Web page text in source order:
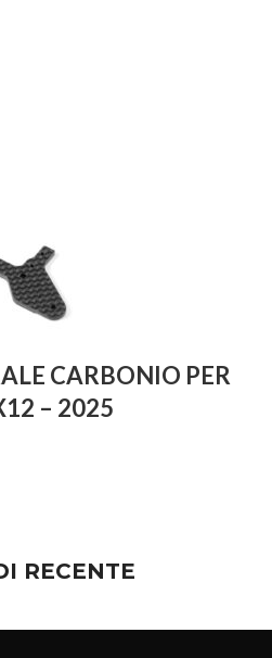
CARBONIO PER
– 2025
RECENTE